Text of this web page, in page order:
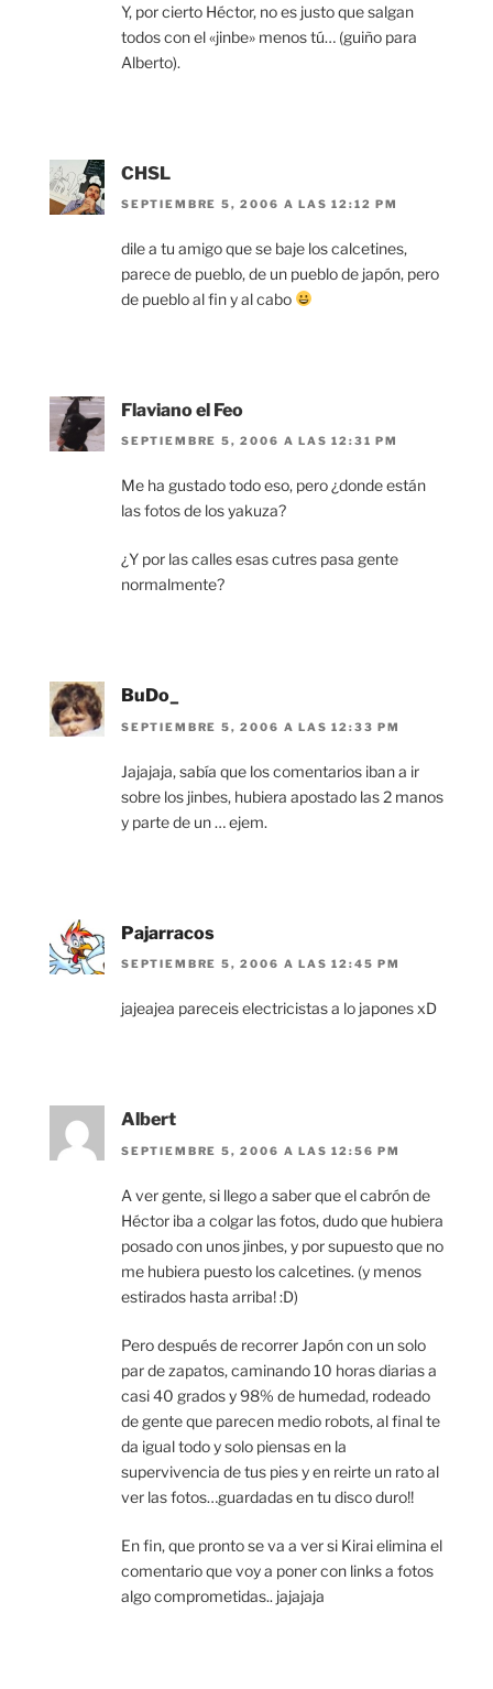
Y, por cierto Héctor, no es justo que salgan
todos con el «jinbe» menos tú… (guiño para
Alberto).
CHSL
SEPTIEMBRE 5, 2006 A LAS 12:12 PM
dile a tu amigo que se baje los calcetines,
parece de pueblo, de un pueblo de japón, pero
de pueblo al fin y al cabo
Flaviano el Feo
SEPTIEMBRE 5, 2006 A LAS 12:31 PM
Me ha gustado todo eso, pero ¿donde están
las fotos de los yakuza?
¿Y por las calles esas cutres pasa gente
normalmente?
BuDo_
SEPTIEMBRE 5, 2006 A LAS 12:33 PM
Jajajaja, sabía que los comentarios iban a ir
sobre los jinbes, hubiera apostado las 2 manos
y parte de un … ejem.
Pajarracos
SEPTIEMBRE 5, 2006 A LAS 12:45 PM
jajeajea pareceis electricistas a lo japones xD
Albert
SEPTIEMBRE 5, 2006 A LAS 12:56 PM
A ver gente, si llego a saber que el cabrón de
Héctor iba a colgar las fotos, dudo que hubiera
posado con unos jinbes, y por supuesto que no
me hubiera puesto los calcetines. (y menos
estirados hasta arriba! :D)
Pero después de recorrer Japón con un solo
par de zapatos, caminando 10 horas diarias a
casi 40 grados y 98% de humedad, rodeado
de gente que parecen medio robots, al final te
da igual todo y solo piensas en la
supervivencia de tus pies y en reirte un rato al
ver las fotos…guardadas en tu disco duro!!
En fin, que pronto se va a ver si Kirai elimina el
comentario que voy a poner con links a fotos
algo comprometidas.. jajajaja